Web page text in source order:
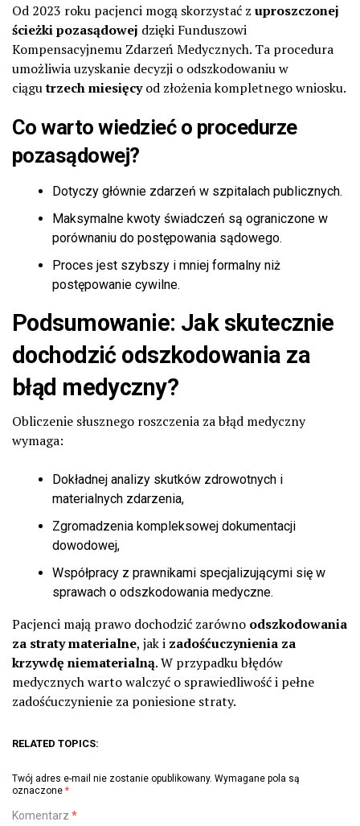
Od 2023 roku pacjenci mogą skorzystać z uproszczonej
ścieżki pozasądowej dzięki Funduszowi
Kompensacyjnemu Zdarzeń Medycznych. Ta procedura
umożliwia uzyskanie decyzji o odszkodowaniu w
ciągutrzech miesięcyod złożenia kompletnego wniosku.
Co warto wiedzieć o procedurze
pozasądowej?
Dotyczy głównie zdarzeń w szpitalach publicznych.
Maksymalne kwoty świadczeń są ograniczone w
porównaniu do postępowania sądowego.
Proces jest szybszy i mniej formalny niż
postępowanie cywilne.
Podsumowanie: Jak skutecznie
dochodzić odszkodowania za
błąd medyczny?
Obliczenie słusznego roszczenia za błąd medyczny
wymaga:
Dokładnej analizy skutków zdrowotnych i
materialnych zdarzenia,
Zgromadzenia kompleksowej dokumentacji
dowodowej,
Współpracy z prawnikami specjalizującymi się w
sprawach o odszkodowania medyczne.
Pacjenci mają prawo dochodzić zarówno odszkodowania
za straty materialne, jak i zadośćuczynienia za
krzywdę niematerialną. W przypadku błędów
medycznych warto walczyć o sprawiedliwość i pełne
zadośćuczynienie za poniesione straty.
RELATED TOPICS:
Twój adres e-mail nie zostanie opublikowany. Wymagane pola są
oznaczone *
Komentarz *